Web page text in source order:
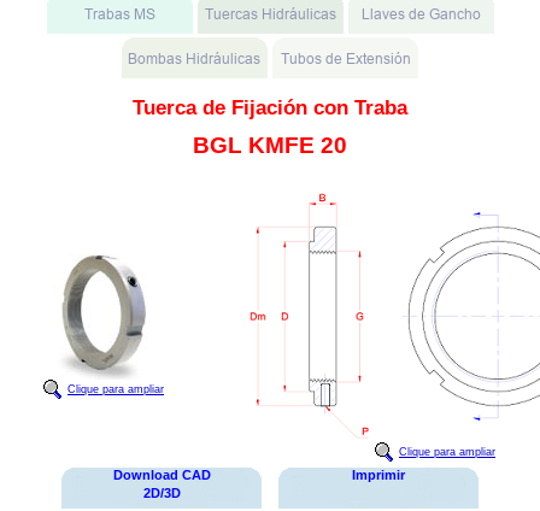
Tuerca de Fijación con Traba
BGL KMFE 20
Clique para ampliar
Clique para ampliar
Download CAD
2D/3D
Imprimir